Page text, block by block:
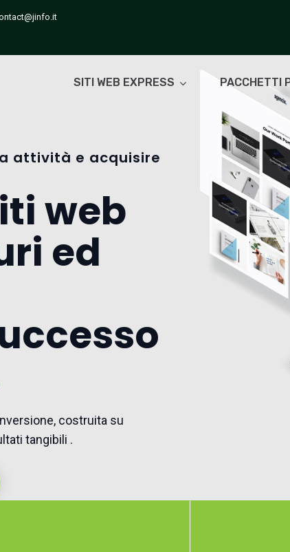
SITI WEB EXPRESS PACCHETTI
attività e acquisire
web
ed
costruita su
tangibili .